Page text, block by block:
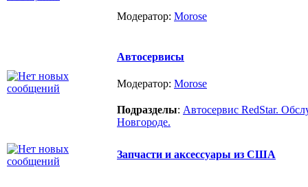
Модератор: Morose
Автосервисы
Модератор: Morose
Подразделы: Автосервис RedStar.
Новгороде.
Запчасти и аксессуары из США